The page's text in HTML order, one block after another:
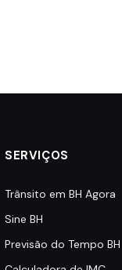
SERVIÇOS
Trânsito em BH Agora
Sine BH
Previsão do Tempo BH